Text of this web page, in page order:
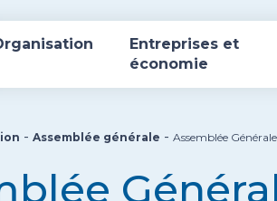
Entreprises et
économie
- Assemblée générale - Assemblée